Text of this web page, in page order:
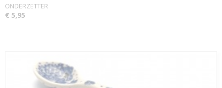
ONDERZETTER
€ 5,95